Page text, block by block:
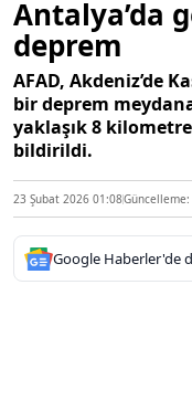
Antalya’da
deprem
AFAD, Akdeniz’de
bir deprem
yaklaşık 8
bildirildi.
23 Şubat 2026 01:08
Google Haberler'de